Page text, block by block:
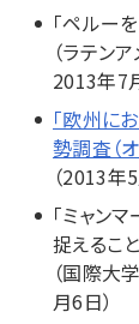
「ペルー
（ラテン
2013年7
「欧州に
勢調査（オ
（2013年5
「ミャン
捉えるこ
（国際大
月6日）